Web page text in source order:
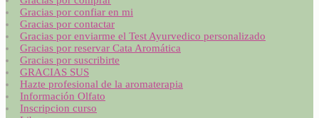
Gracias por confiar en mi
Gracias por contactar
Gracias por enviarme el Test Ayurvedico personalizado
Gracias por reservar Cata Aromática
Gracias por suscribirte
GRACIAS SUS
Hazte profesional de la aromaterapia
Información Olfato
Inscripcion curso